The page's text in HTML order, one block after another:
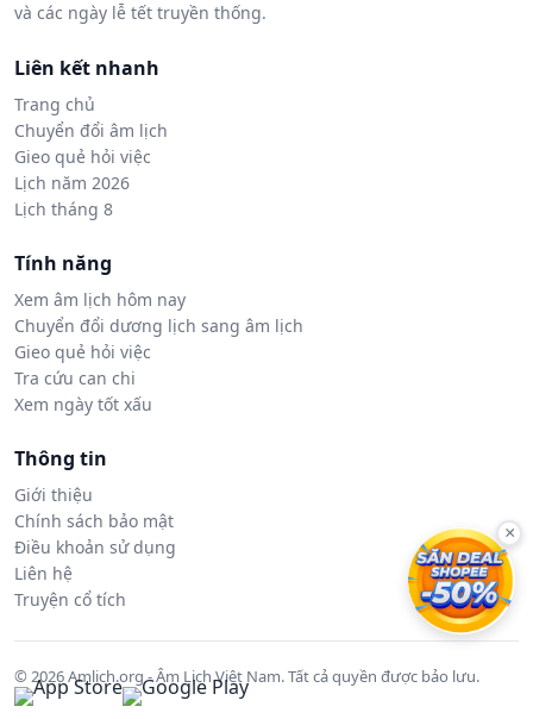
và các ngày lễ tết truyền thống.
Liên kết nhanh
Trang chủ
Chuyển đổi âm lịch
Gieo quẻ hỏi việc
Lịch năm 2026
Lịch tháng 8
Tính năng
Xem âm lịch hôm nay
Chuyển đổi dương lịch sang âm lịch
Gieo quẻ hỏi việc
Tra cứu can chi
Xem ngày tốt xấu
Thông tin
Giới thiệu
Chính sách bảo mật
Điều khoản sử dụng
Liên hệ
Truyện cổ tích
© 2026 Amlich.org - Âm Lịch Việt Nam. Tất cả quyền được bảo lưu.
×